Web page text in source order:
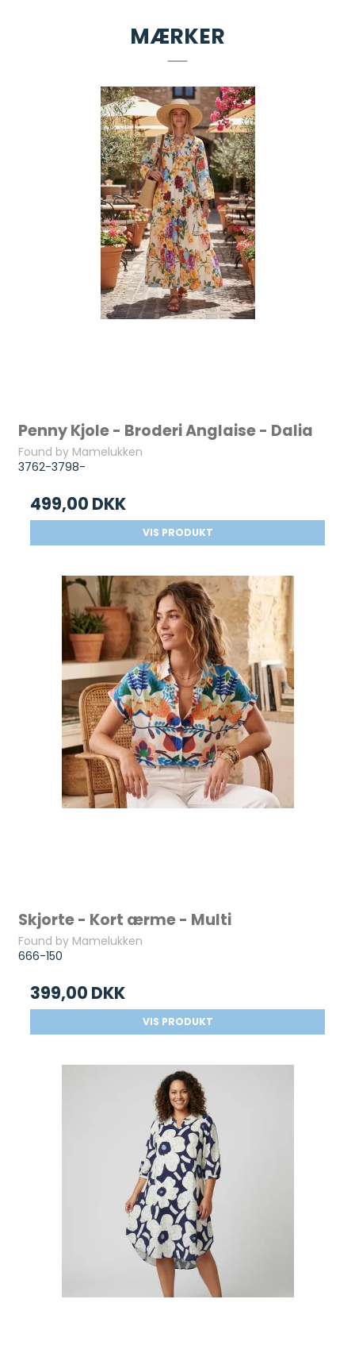
MÆRKER
Penny Kjole - Broderi Anglaise - Dalia
Found by Mamelukken
3762-3798-
499,00 DKK
VIS PRODUKT
Skjorte - Kort ærme - Multi
Found by Mamelukken
666-150
399,00 DKK
VIS PRODUKT